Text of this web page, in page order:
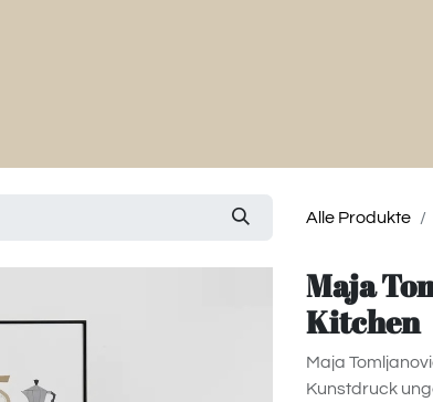
Alle Produkte
Maja
Kitchen
Maja
Kunstdruck